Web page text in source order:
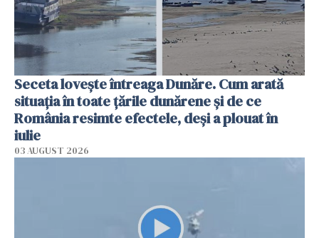
Seceta lovește întreaga Dunăre. Cum arată
situația în toate țările dunărene și de ce
România resimte efectele, deși a plouat în
iulie
03 AUGUST 2026